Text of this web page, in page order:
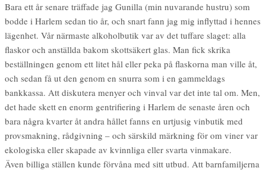
Bara ett år senare träffade jag Gunilla (min nuvarande hustru) som
bodde i Harlem sedan tio år, och snart fann jag mig inflyttad i hennes
lägenhet. Vår närmaste alkoholbutik var av det tuffare slaget: alla
flaskor och anställda bakom skottsäkert glas. Man fick skrika
beställningen genom ett litet hål eller peka på flaskorna man ville åt,
och sedan få ut den genom en snurra som i en gammeldags
bankkassa. Att diskutera menyer och vinval var det inte tal om. Men,
det hade skett en enorm gentrifiering i Harlem de senaste åren och
bara några kvarter åt andra hållet fanns en urtjusig vinbutik med
provsmakning, rådgivning – och särskild märkning för om viner var
ekologiska eller skapade av kvinnliga eller svarta vinmakare.
Även billiga ställen kunde förvåna med sitt utbud. Att barnfamiljerna